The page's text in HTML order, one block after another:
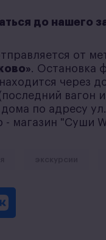
до нашего
от
. Остановка
через
вагон
по адресу
- магазин "Суши